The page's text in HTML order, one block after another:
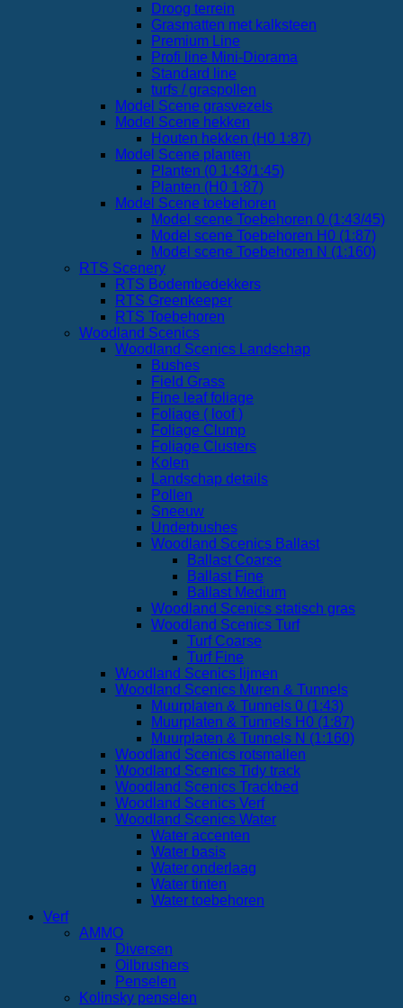
Droog terrein
Grasmatten met kalksteen
Premium Line
Profi line Mini-Diorama
Standard line
turfs / graspollen
Model Scene grasvezels
Model Scene hekken
Houten hekken (H0 1:87)
Model Scene planten
Planten (0 1:43/1:45)
Planten (H0 1:87)
Model Scene toebehoren
Model scene Toebehoren 0 (1:43/45)
Model scene Toebehoren H0 (1:87)
Model scene Toebehoren N (1:160)
RTS Scenery
RTS Bodembedekkers
RTS Greenkeeper
RTS Toebehoren
Woodland Scenics
Woodland Scenics Landschap
Bushes
Field Grass
Fine leaf foliage
Foliage ( loof )
Foliage Clump
Foliage Clusters
Kolen
Landschap details
Pollen
Sneeuw
Underbushes
Woodland Scenics Ballast
Ballast Coarse
Ballast Fine
Ballast Medium
Woodland Scenics statisch gras
Woodland Scenics Turf
Turf Coarse
Turf Fine
Woodland Scenics lijmen
Woodland Scenics Muren & Tunnels
Muurplaten & Tunnels 0 (1:43)
Muurplaten & Tunnels H0 (1:87)
Muurplaten & Tunnels N (1:160)
Woodland Scenics rotsmallen
Woodland Scenics Tidy track
Woodland Scenics Trackbed
Woodland Scenics Verf
Woodland Scenics Water
Water accenten
Water basis
Water onderlaag
Water tinten
Water toebehoren
Verf
AMMO
Diversen
Oilbrushers
Penselen
Kolinsky penselen